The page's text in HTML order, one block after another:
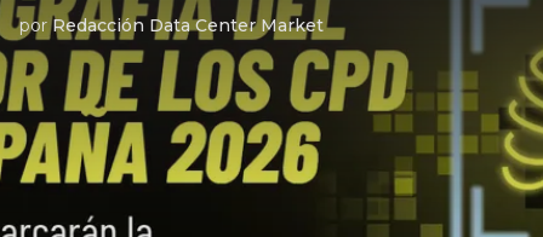
porRedacción Data Center Market